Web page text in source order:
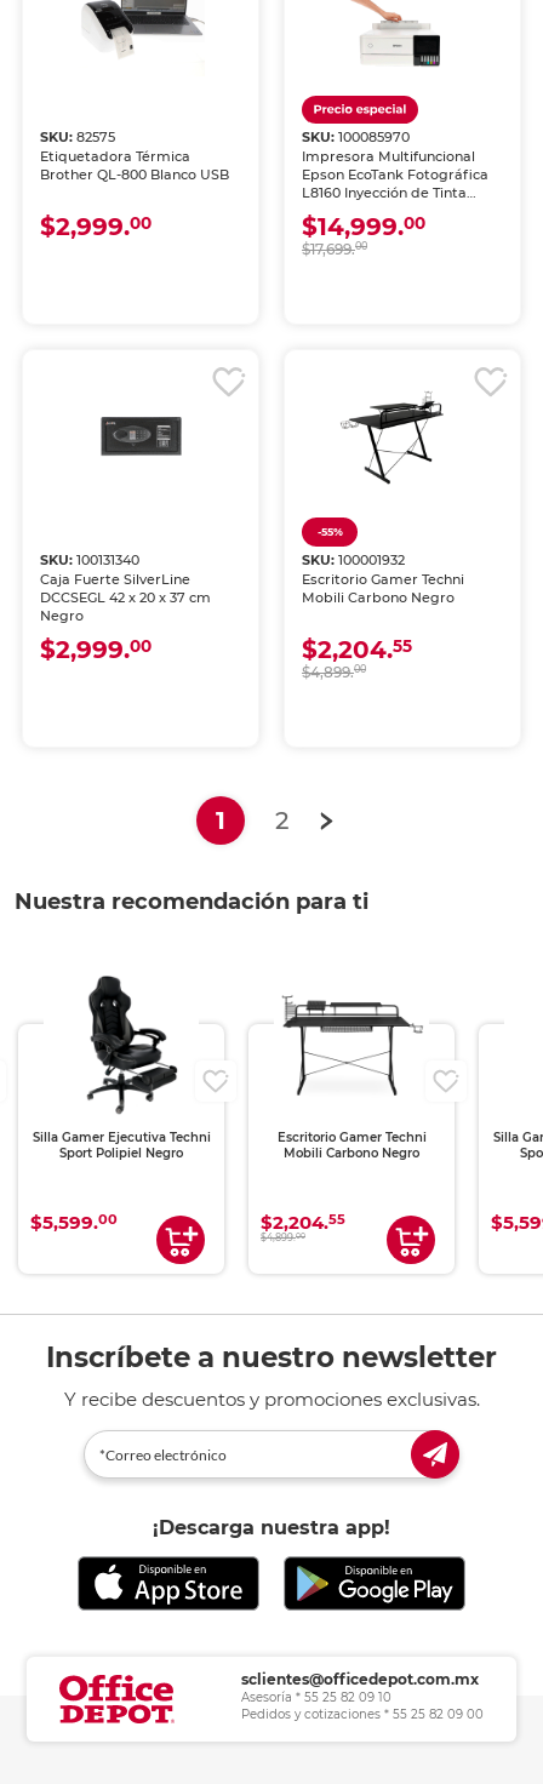
SKU:82575
Etiquetadora Térmica
Brother QL-800 Blanco USB
$2,999.00
SKU: 100085970
Impresora Multifuncional
Epson EcoTank Fotográfica
L8160 Inyección de Tinta
Color Wi-Fi
$14,999.00
$17,699.00
SKU:100131340
Caja Fuerte SilverLine
DCCSEGL 42 x 20 x 37 cm
Negro
$2,999.00
-55%
SKU: 100001932
Escritorio Gamer Techni
Mobili Carbono Negro
$2,204.55
$4,899.00
1 (current)
2
Nuestra recomendación para ti
Silla Gamer Ejecutiva Techni
Sport Polipiel Negro
$5,599.00
Escritorio Gamer Techni
Mobili Carbono Negro
$2,204.55
$4,899.00
Silla
Inscríbete a nuestro newsletter
Y recibe descuentos y promociones exclusivas.
¡Descarga nuestra app!
sclientes@officedepot.com.mx
Asesoría * 55 25 82 09 10
Pedidos y cotizaciones * 55 25 82 09 00